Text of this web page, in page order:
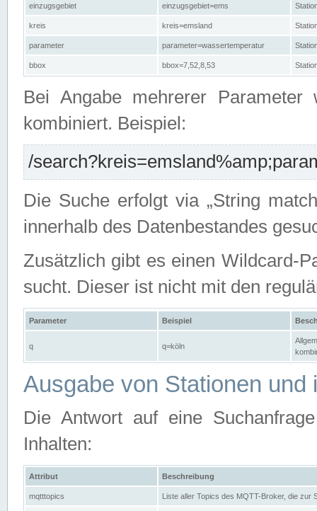
einzugsgebiet einzugsgebiet=ems
kreis kreis=emsland
parameter parameter=wassertemperatur
bbox bbox=7,52,8,53
Bei Angabe mehrerer Parameter
kombiniert. Beispiel:
/
Die Suche erfolgt via „String
innerhalb des Datenbestandes
Zusätzlich gibt es einen Wildcard-
sucht. Dieser ist nicht mit den
Parameter Beispiel
q q=köln
Ausgabe von Stationen und
Die Antwort auf eine
Inhalten:
Attribut Beschreibung
mqtttopics Liste aller Topics des MQTT-Broker, die zur